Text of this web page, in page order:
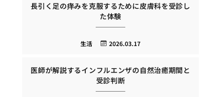
長引く足の痒みを克服するために皮膚科を受診し
た体験
2026.03.17
生活
医師が解説するインフルエンザの自然治癒期間と
受診判断